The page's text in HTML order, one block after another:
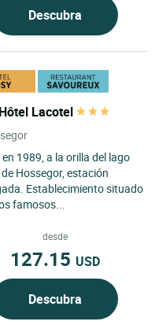
Descubra
Lacotel
1989, a la orilla del lago
Hossegor, estación
Establecimiento situado
famosos...
desde
127.15 USD
Descubra